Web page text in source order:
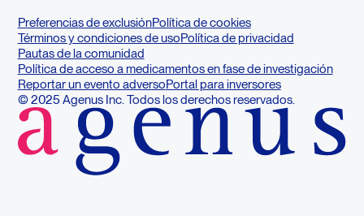
Preferencias de exclusiónPolítica de cookies
Términos y condiciones de usoPolítica de privacidad
Pautas de la comunidad
Política de acceso a medicamentos en fase de investigación
Reportar un evento adversoPortal para inversores
© 2025 Agenus Inc. Todos los derechos reservados.